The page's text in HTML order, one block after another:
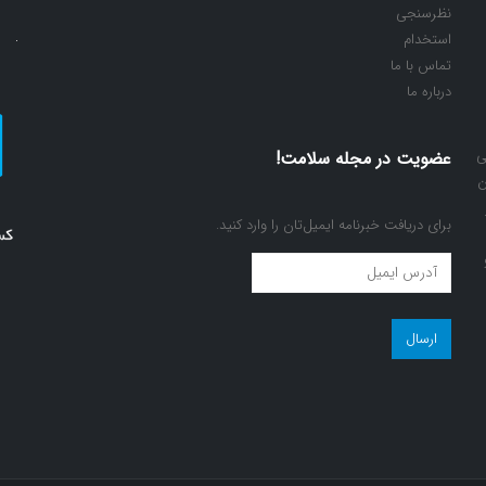
نظرسنجی
استخدام
تماس با ما
درباره ما
عضویت در مجله سلامت!
برای دریافت خبرنامه ایمیل‌تان را وارد کنید.
عضویت
در
مجله
سلامت!